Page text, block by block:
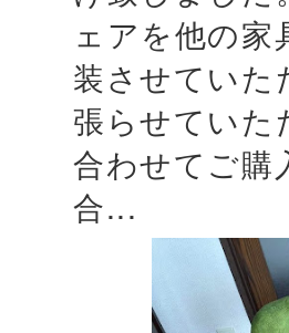
ェアを他の
装させていた
張らせていた
合わせてご購
合...